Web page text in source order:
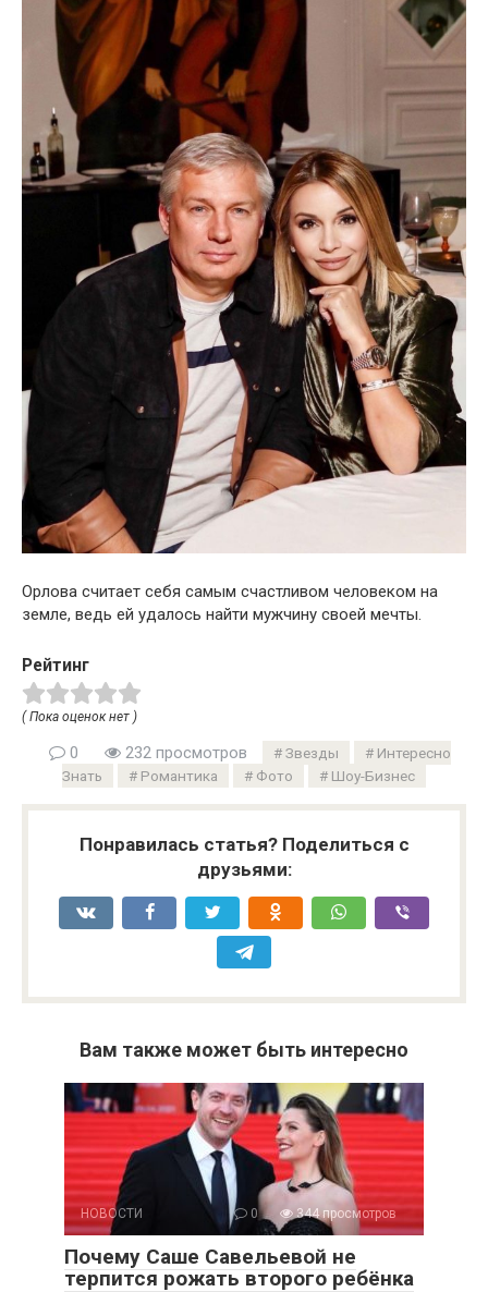
Орлова считает себя самым счастливом человеком на
земле, ведь ей удалось найти мужчину своей мечты.
Рейтинг
( Пока оценок нет )
0 232 просмотров Звезды
Интересно
Знать
Романтика Фото Шоу-Бизнес
Понравилась статья? Поделиться с
друзьями:
Вам также может быть интересно
НОВОСТИ 0 344 просмотров
Почему Саше Савельевой не
терпится рожать второго ребёнка